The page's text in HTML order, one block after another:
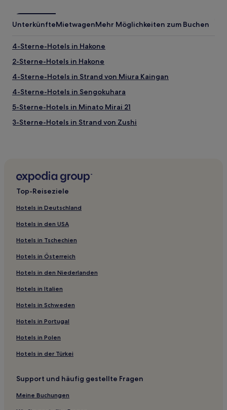
UnterkünfteMietwagenMehr Möglichkeiten zum Buchen
4-Sterne-Hotels in Hakone
2-Sterne-Hotels in Hakone
4-Sterne-Hotels in Strand von Miura Kaingan
4-Sterne-Hotels in Sengokuhara
5-Sterne-Hotels in Minato Mirai 21
3-Sterne-Hotels in Strand von Zushi
5-Sterne-Hotels in Gora
Hotels nahe Bahnhof Ōgimachi
Hotels nahe Station Tobe
Hotels nahe Yokohama Great World
Hotels nahe Station Hakuraku
Hotels nahe Dockyard Garden
Hotels nahe Station Nippa
Moriyacho: Hotels
Hotels nahe Bahnhof Kamoi
Hotels nahe Station Fujimicho
Sakae Bezirk: Hotels
Hotels nahe Jōchi-ji
Yokohama Hotels
Hotels nahe Station Myorenji
Top-Reiseziele
Hotels in Deutschland
Hotels in den USA
Hotels in Tschechien
Hotels in Österreich
Hotels in den Niederlanden
Hotels in Italien
Hotels in Schweden
Hotels in Portugal
Hotels in Polen
Hotels in der Türkei
Support und häufig gestellte Fragen
Meine Buchungen